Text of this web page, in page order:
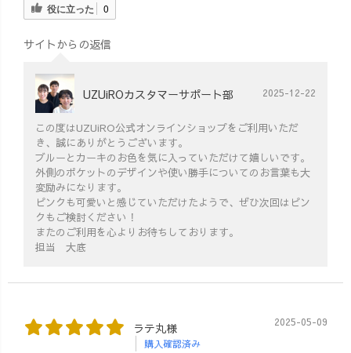
役に立った 0
サイトからの返信
UZUiROカスタマーサポート部 2025-12-22
この度はUZUiRO公式オンラインショップをご利用いただ
き、誠にありがとうございます。
ブルーとカーキのお色を気に入っていただけて嬉しいです。
外側のポケットのデザインや使い勝手についてのお言葉も大
変励みになります。
ピンクも可愛いと感じていただけたようで、ぜひ次回はピン
クもご検討ください！
またのご利用を心よりお待ちしております。
担当 大底
ラテ丸様
購入確認済み
2025-05-09